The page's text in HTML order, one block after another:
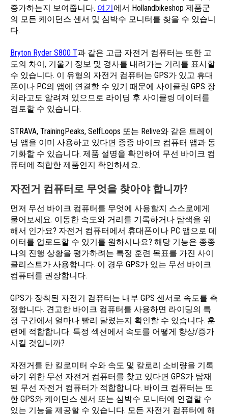
증가하는지 보여줍니다. 여기에서 Hollandbikeshop 제품군
의 모든 케이던스 센서 및 심박수 모니터를 찾을 수 있습니
다.
Bryton Ryder S800 T과 같은 고급 자전거 컴퓨터는 또한 고
도의 차이, 기울기 정보 및 경사를 내려가는 거리를 표시할
수 있습니다. 이 유형의 자전거 컴퓨터는 GPS가 있고 휴대
폰이나 PC의 앱에 연결할 수 있기 때문에 사이클링 GPS 장
치라고도 알려져 있으므로 라이딩 후 사이클링 데이터를
검토할 수 있습니다.
STRAVA, TrainingPeaks, SelfLoops 또는 Relive와 같은 트레이
닝 앱을 이미 사용하고 있다면 종종 바이크 컴퓨터 앱과 동
기화할 수 있습니다. 제품 설명을 확인하여 무선 바이크 컴
퓨터에 적합한 제품인지 확인하세요.
자전거 컴퓨터로 무엇을 찾아야 합니까?
먼저 무선 바이크 컴퓨터를 무엇에 사용할지 스스로에게
물어보세요. 이동한 속도와 거리를 기록하거나 탐색을 위
해서 인가요? 자전거 컴퓨터에서 휴대폰이나 PC 앱으로 데
이터를 업로드할 수 있기를 원하시나요? 해당 기능은 종종
나의 진행 상황을 평가하려는 특정 훈련 목표를 가진 사이
클리스트가 사용합니다. 이 경우 GPS가 있는 무선 바이크
컴퓨터를 권장합니다.
GPS가 장착된 자전거 컴퓨터는 내부 GPS 센서로 속도를 측
정합니다. 견고한 바이크 컴퓨터를 사용하면 라이딩의 특
정 구간에서 얼마나 빨리 달렸는지 확인할 수 있습니다. 훈
련에 적합합니다. 특정 섹션에서 속도를 어떻게 향상/증가
시킬 것입니까?
자전거를 탄 킬로미터 수와 속도 및 칼로리 소비량을 기록
하기 위한 무선 자전거 컴퓨터를 찾고 있다면 GPS가 탑재
된 무선 자전거 컴퓨터가 적합합니다. 바이크 컴퓨터는 또
한 GPS와 케이던스 센서 또는 심박수 모니터에 연결할 수
있는 기능을 제공할 수 있습니다. 모든 자전거 컴퓨터에 해